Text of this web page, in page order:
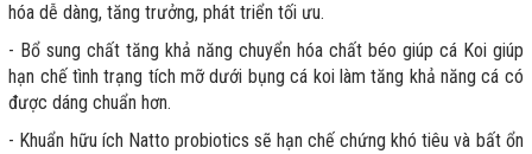
hóa dễ dàng, tăng trưởng, phát triển tối ưu.
- Bổ sung chất tăng khả năng chuyển hóa chất béo giúp cá Koi giúp
hạn chế tình trạng tích mỡ dưới bụng cá koi làm tăng khả năng cá có
được dáng chuẩn hơn.
- Khuẩn hữu ích Natto probiotics sẽ hạn chế chứng khó tiêu và bất ổn